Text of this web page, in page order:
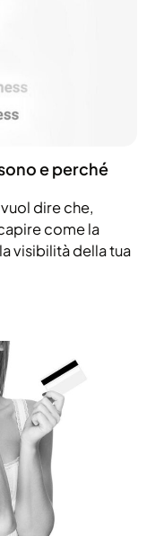
e perché
dire che,
come la
visibilità della tua